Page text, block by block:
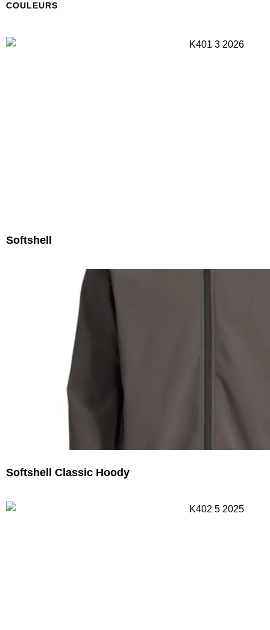
COULEURS
Softshell
Softshell Classic Hoody